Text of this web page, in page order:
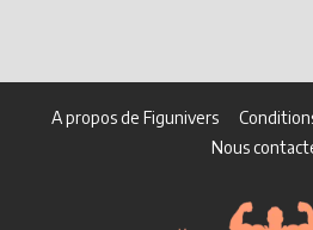
A propos de Figunivers
Nous